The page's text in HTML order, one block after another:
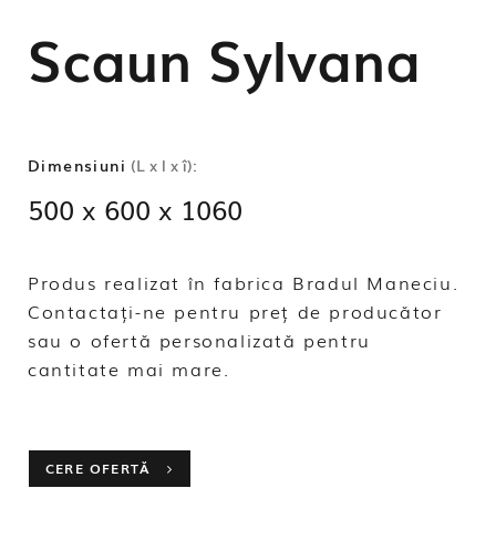
Scaun Sylvana
Dimensiuni (L x l x î):
500 x 600 x 1060
Produs realizat în fabrica Bradul Maneciu.
Contactați-ne pentru preț de producător
sau o ofertă personalizată pentru
cantitate mai mare.
CERE OFERTĂ